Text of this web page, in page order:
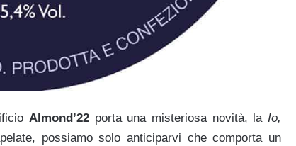
Almond’22porta una misteriosa novità, la Io,
possiamo solo anticiparvi che comporta un